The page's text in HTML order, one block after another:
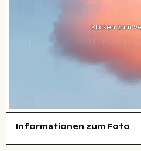
Klicken zum
Informationen zum Foto